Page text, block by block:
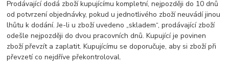
Prodávající dodá zboží kupujícímu kompletní, nejpozději do 10 dnů
od potvrzení objednávky, pokud u jednotlivého zboží neuvádí jinou
lhůtu k dodání. Je-li u zboží uvedeno „skladem“, prodávající zboží
odešle nejpozději do dvou pracovních dnů. Kupující je povinen
zboží převzít a zaplatit. Kupujícímu se doporučuje, aby si zboží při
převzetí co nejdříve překontroloval.